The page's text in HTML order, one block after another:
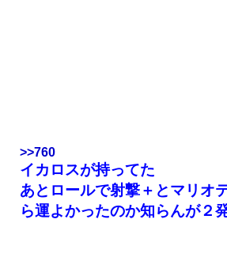
>>760
イカロスが持ってた
あとロールで射撃＋とマリオ
ら運よかったのか知らんが２